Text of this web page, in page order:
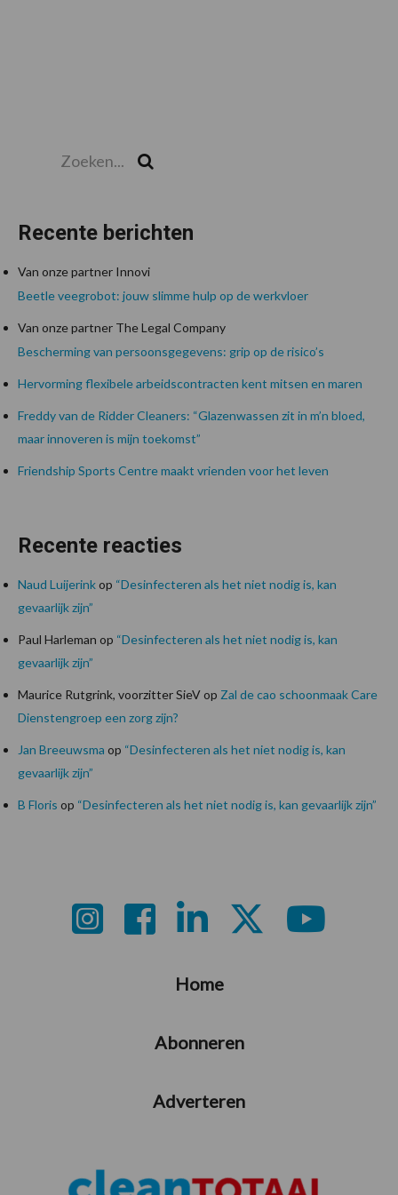
Recente berichten
Van onze partner Innovi
Beetle veegrobot: jouw slimme hulp op de werkvloer
Van onze partner The Legal Company
Bescherming van persoonsgegevens: grip op de risico’s
Hervorming flexibele arbeidscontracten kent mitsen en maren
Freddy van de Ridder Cleaners: “Glazenwassen zit in m’n bloed,
maar innoveren is mijn toekomst”
Friendship Sports Centre maakt vrienden voor het leven
Recente reacties
Naud Luijerinkop “Desinfecteren als het niet nodig is, kan
gevaarlijk zijn”
Paul Harleman op “Desinfecteren als het niet nodig is, kan
gevaarlijk zijn”
Maurice Rutgrink, voorzitter SieVop Zal de cao schoonmaak Care
Dienstengroep een zorg zijn?
Jan Breeuwsma op “Desinfecteren als het niet nodig is, kan
gevaarlijk zijn”
B Floris op “Desinfecteren als het niet nodig is, kan gevaarlijk zijn”
Home
Abonneren
Adverteren